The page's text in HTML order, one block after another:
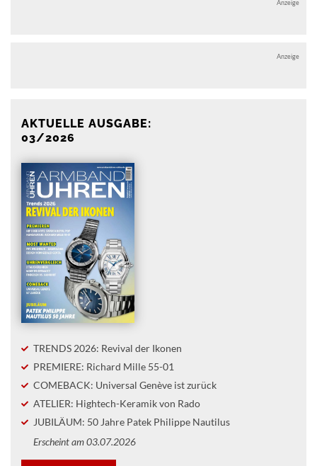
Anzeige
Anzeige
AKTUELLE AUSGABE:
03/2026
TRENDS 2026: Revival der Ikonen
PREMIERE: Richard Mille 55-01
COMEBACK: Universal Genève ist zurück
ATELIER: Hightech-Keramik von Rado
JUBILÄUM: 50 Jahre Patek Philippe Nautilus
Erscheint am 03.07.2026